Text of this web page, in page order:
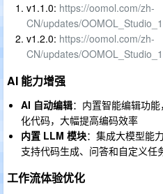
v1.1.0: https://oomol.com/zh-
CN/updates/
v1.2.0: https://oomol.com/zh-
CN/updates/
AI 能力增强
AI 自动编辑：内置智能编辑功
化代码，大幅提高编码效率
内置 LLM 模块：集成大模型能
支持代码生成、问答和自定义任
工作流体验优化